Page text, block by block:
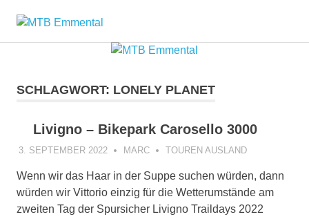
Inhalt
springen
Emmental
SCHLAGWORT: LONELY PLANET
Livigno – Bikepark Carosello 3000
3. SEPTEMBER 2022 MARC TOUREN AUSLAND
Wenn wir das Haar in der Suppe suchen würden, dann
würden wir Vittorio einzig für die Wetterumstände am
zweiten Tag der Spursicher Livigno Traildays 2022